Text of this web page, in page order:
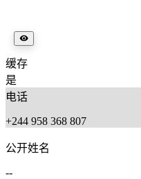
缓存
是
电话
+244 958 368 807
公开姓名
--